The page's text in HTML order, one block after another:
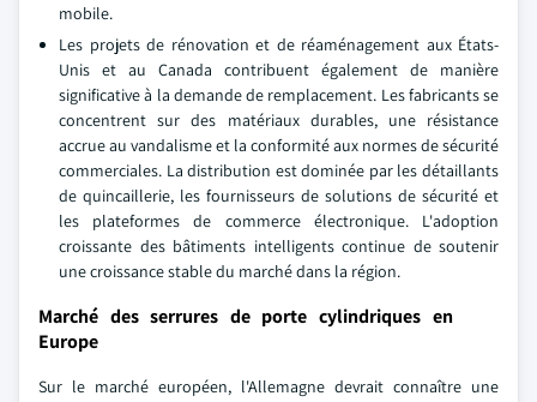
mobile.
Les projets de rénovation et de réaménagement aux États-
Unis et au Canada contribuent également de manière
significative à la demande de remplacement. Les fabricants se
concentrent sur des matériaux durables, une résistance
accrue au vandalisme et la conformité aux normes de sécurité
commerciales. La distribution est dominée par les détaillants
de quincaillerie, les fournisseurs de solutions de sécurité et
les plateformes de commerce électronique. L'adoption
croissante des bâtiments intelligents continue de soutenir
une croissance stable du marché dans la région.
Marché des serrures de porte cylindriques en
Europe
Sur le marché européen, l'Allemagne devrait connaître une